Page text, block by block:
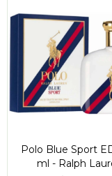
Polo Blue Sport
ml - Ralph